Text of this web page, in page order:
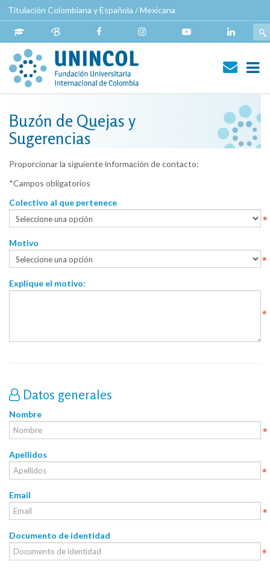
Pasar
al
contenido
principal
Titulación Colombiana y Española / Mexicana
principal
Buzón de Quejas y
Sugerencias
Proporcionar la siguiente información de contacto:
*Campos obligatorios
Colectivo al que pertenece
Motivo
Explique el motivo:
Datos generales
Nombre
Apellidos
Email
Documento de identidad